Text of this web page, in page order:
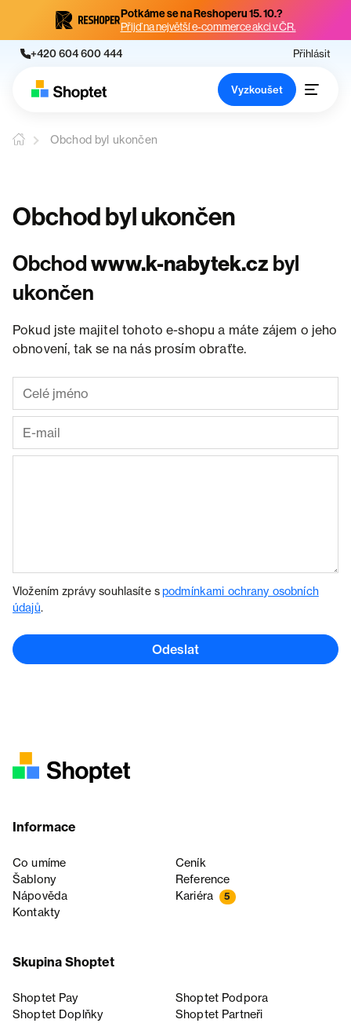
Potkáme se na Reshoperu 15. 10.?
Přijď na největší e-commerce akci v ČR.
+420 604 600 444 Přihlásit
Vyzkoušet
Obchod byl ukončen
Obchod byl ukončen
Obchodwww.k-nabytek.cz byl
ukončen
Pokud jste majitel tohoto e-shopu a máte zájem o jeho
obnovení, tak se na nás prosím obraťte.
Vložením zprávy souhlasíte spodmínkami ochrany osobních
údajů.
Odeslat
Informace
Co umíme
Ceník
Šablony
Reference
Nápověda
Kariéra 5
Kontakty
Skupina Shoptet
Shoptet Pay
Shoptet Podpora
Shoptet Doplňky
Shoptet Partneři